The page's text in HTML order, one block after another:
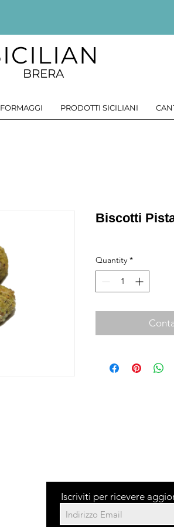
BRERA
PRODOTTI SICILIANI
Biscotti
Quantity *
Iscriviti per ricevere